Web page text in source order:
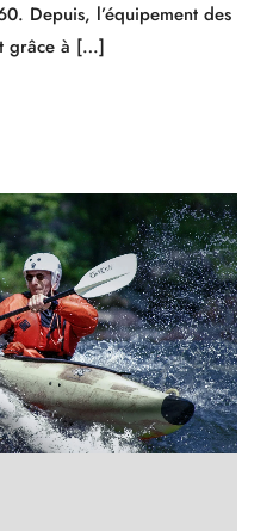
Depuis, l’équipement des
grâce à […]